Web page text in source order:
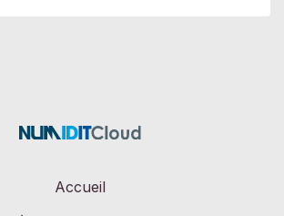
Accueil